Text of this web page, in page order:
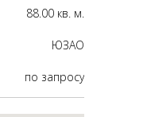
88.00 кв. м.
ЮЗАО
по запросу